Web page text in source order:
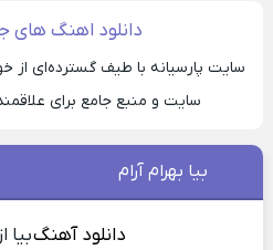
دانلود اهنگ های
سایت پارسیانه با طیف گسترده‌ای از
سایت و منبع جامع برای
بیا بهرام آرام
دانلود آهنگبیا از